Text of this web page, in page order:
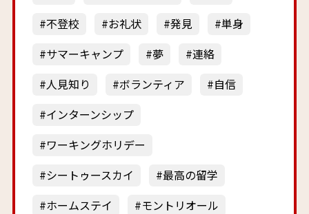
不登校
お礼状 発見
単身
サマーキャンプ
夢
連絡
人見知り
ボランティア
自信
インターンシップ
ワーキングホリデー
シートゥースカイ
最高の留学
ホームステイ
モントリオール